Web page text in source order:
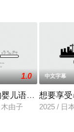
「抢夺短裙大叔」
1.0
儿语让人超兴奋
由子
中文字幕
想要享
2025 / 日